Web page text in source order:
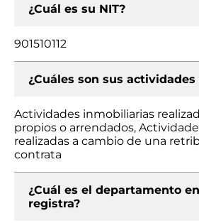
¿Cuál es su NIT?
901510112
¿Cuáles son sus
Actividades inmobiliarias
propios o arrendados,
realizadas a cambio de una
contrata
¿Cuál es el departamento
registra?